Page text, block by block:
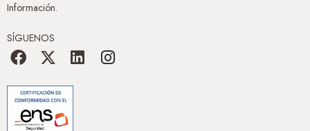
Información.
SÍGUENOS